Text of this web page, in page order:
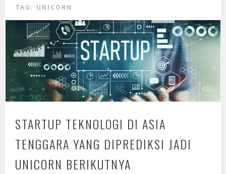
TAG: UNICORN
STARTUP TEKNOLOGI DI ASIA
TENGGARA YANG DIPREDIKSI JADI
UNICORN BERIKUTNYA